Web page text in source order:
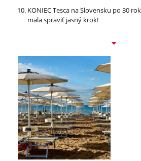
KONIEC Tesca na Slovensku po 30
mala spraviť jasný krok!